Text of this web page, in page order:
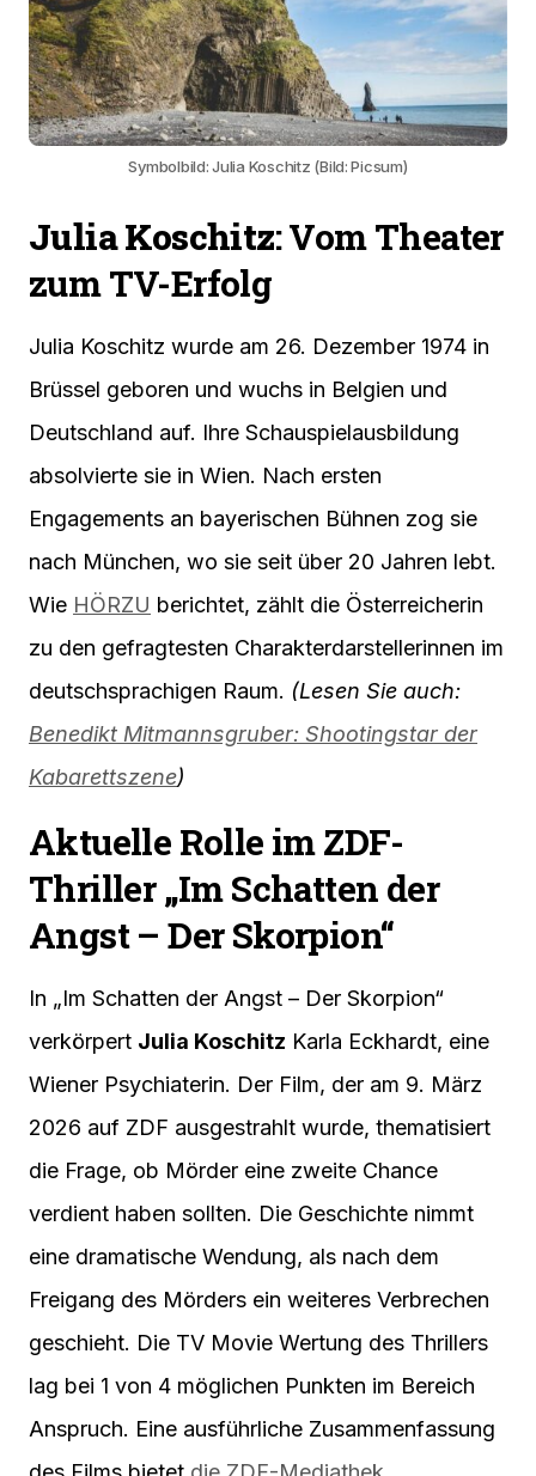
Symbolbild: Julia Koschitz (Bild: Picsum)
Julia Koschitz: Vom Theater
zum TV-Erfolg
Julia Koschitz wurde am 26. Dezember 1974 in
Brüssel geboren und wuchs in Belgien und
Deutschland auf. Ihre Schauspielausbildung
absolvierte sie in Wien. Nach ersten
Engagements an bayerischen Bühnen zog sie
nach München, wo sie seit über 20 Jahren lebt.
Wie HÖRZU berichtet, zählt die Österreicherin
zu den gefragtesten Charakterdarstellerinnen im
deutschsprachigen Raum. (Lesen Sie auch:
Benedikt Mitmannsgruber: Shootingstar der
Kabarettszene)
Aktuelle Rolle im ZDF-
Thriller „Im Schatten der
Angst – Der Skorpion“
In „Im Schatten der Angst – Der Skorpion“
verkörpert Julia Koschitz Karla Eckhardt, eine
Wiener Psychiaterin. Der Film, der am 9. März
2026 auf ZDF ausgestrahlt wurde, thematisiert
die Frage, ob Mörder eine zweite Chance
verdient haben sollten. Die Geschichte nimmt
eine dramatische Wendung, als nach dem
Freigang des Mörders ein weiteres Verbrechen
geschieht. Die TV Movie Wertung des Thrillers
lag bei 1 von 4 möglichen Punkten im Bereich
Anspruch. Eine ausführliche Zusammenfassung